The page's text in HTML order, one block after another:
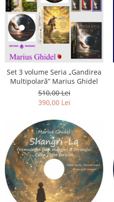
Set 3 volume Seria „Gandirea
Multipolară” Marius Ghidel
510,00 Lei
390,00 Lei